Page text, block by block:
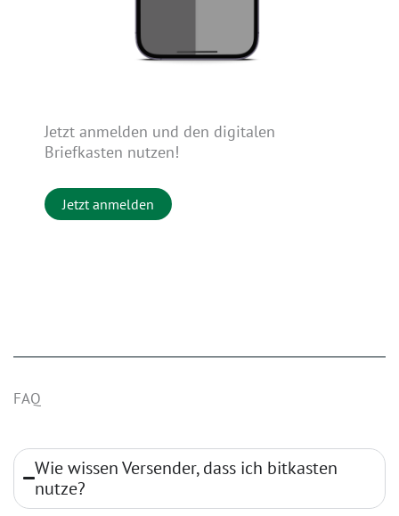
Jetzt anmelden und den digitalen
Briefkasten nutzen!
Jetzt anmelden
FAQ
Wie wissen Versender, dass ich bitkasten
nutze?